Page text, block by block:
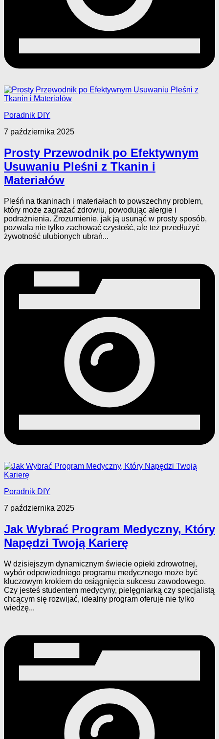
Poradnik DIY
7 października 2025
Prosty Przewodnik po Efektywnym
Usuwaniu Pleśni z Tkanin i
Materiałów
Pleśń na tkaninach i materiałach to powszechny problem,
który może zagrażać zdrowiu, powodując alergie i
podrażnienia. Zrozumienie, jak ją usunąć w prosty sposób,
pozwala nie tylko zachować czystość, ale też przedłużyć
żywotność ulubionych ubrań...
Poradnik DIY
7 października 2025
Jak Wybrać Program Medyczny, Który
Napędzi Twoją Karierę
W dzisiejszym dynamicznym świecie opieki zdrowotnej,
wybór odpowiedniego programu medycznego może być
kluczowym krokiem do osiągnięcia sukcesu zawodowego.
Czy jesteś studentem medycyny, pielęgniarką czy specjalistą
chcącym się rozwijać, idealny program oferuje nie tylko
wiedzę...